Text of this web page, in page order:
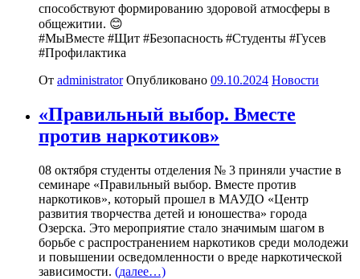
способствуют формированию здоровой атмосферы в
общежитии. 😊
#МыВместе #Щит #Безопасность #Студенты #Гусев
#Профилактика
От administrator Опубликовано 09.10.2024 Новости
«Правильный выбор. Вместе
против наркотиков»
08 октября студенты отделения № 3 приняли участие в
семинаре «Правильный выбор. Вместе против
наркотиков», который прошел в МАУДО «Центр
развития творчества детей и юношества» города
Озерска. Это мероприятие стало значимым шагом в
борьбе с распространением наркотиков среди молодежи
и повышении осведомленности о вреде наркотической
зависимости. (далее…)